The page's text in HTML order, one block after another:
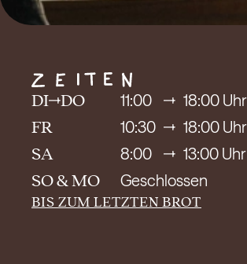
DI DO 11:00 18:00 Uhr
FR 10:30 18:00 Uhr
SA 8:00 13:00 Uhr
SO & MO Geschlossen
BIS ZUM LETZTEN BROT